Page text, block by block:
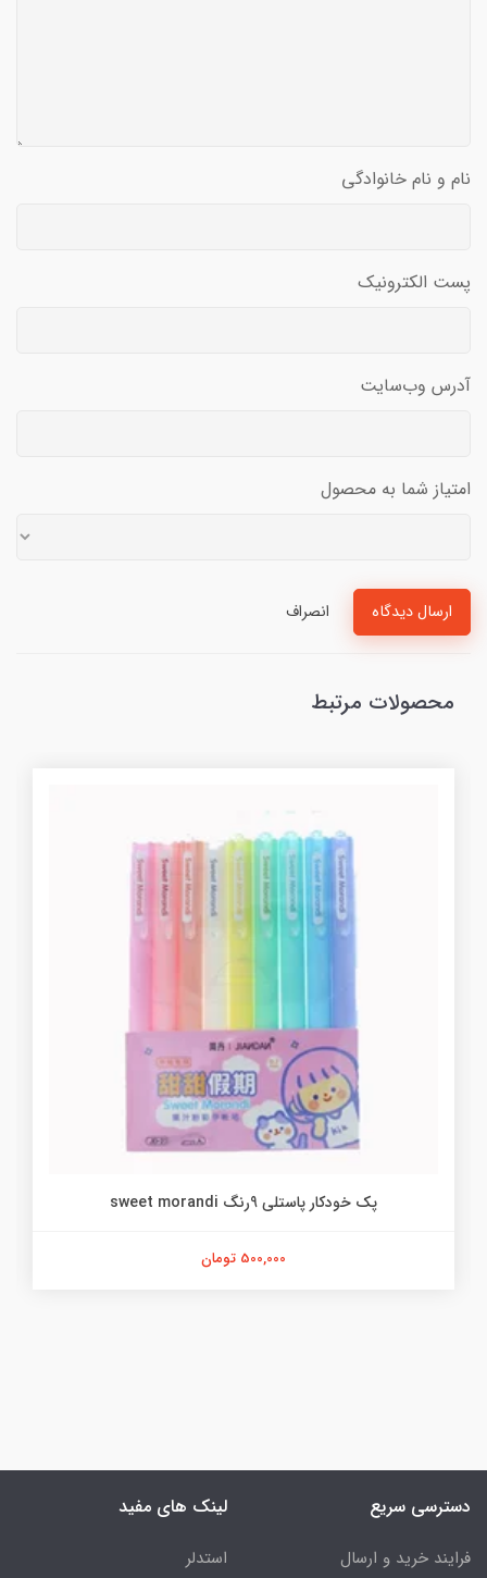
نام و نام خانوادگی
پست الکترونیک
آدرس وب‌سایت
امتیاز شما به محصول
ارسال دیدگاه انصراف
محصولات مرتبط
پک خودکار پاستلی 9رنگ sweet morandi
500,000 تومان
دسترسی سریع
فرایند خرید و ارسال
لینک های مفید
استدلر